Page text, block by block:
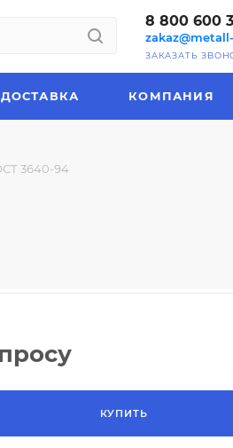
8 800 600
ЗАКАЗАТЬ
ДОСТАВКА КОМПАНИЯ
3640-94
КУПИТЬ